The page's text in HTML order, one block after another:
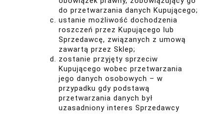
do przetwarzania danych Kupującego;
ustanie możliwość dochodzenia
roszczeń przez Kupującego lub
Sprzedawcę, związanych z umową
zawartą przez Sklep;
zostanie przyjęty sprzeciw
Kupującego wobec przetwarzania
jego danych osobowych – w
przypadku gdy podstawą
przetwarzania danych był
uzasadniony interes Sprzedawcy